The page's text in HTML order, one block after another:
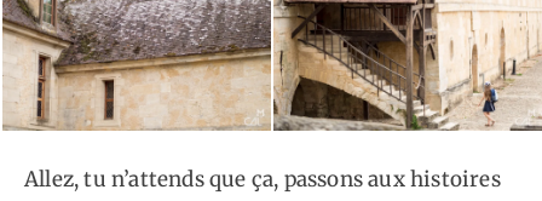
Allez, tu n’attends que ça, passons aux histoires